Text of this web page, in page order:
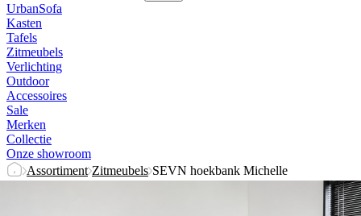
UrbanSofa
Kasten
Tafels
Zitmeubels
Verlichting
Outdoor
Accessoires
Sale
Merken
Collectie
Onze showroom
Assortiment Zitmeubels SEVN hoekbank Michelle